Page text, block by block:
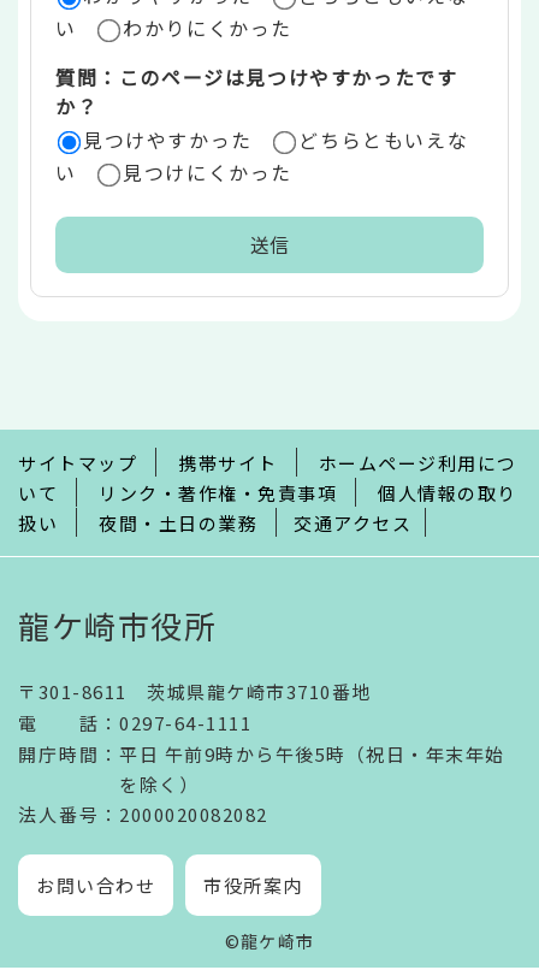
い
わかりにくかった
質問：このページは見つけやすかったです
か？
見つけやすかった
どちらともいえな
い
見つけにくかった
で
サイトマップ 携帯サイト
ホームページ利用につ
いて
リンク・著作権・免責事項
個人情報の取り
扱い
夜間・土日の業務 交通アクセス
龍ケ崎市役所
〒301-8611 茨城県龍ケ崎市3710番地
電話 ： 0297-64-1111
開庁時間 ： 平日 午前9時から午後5時（祝日・年末年始
を除く）
法人番号 ：2000020082082
お問い合わせ 市役所案内
©龍ケ崎市